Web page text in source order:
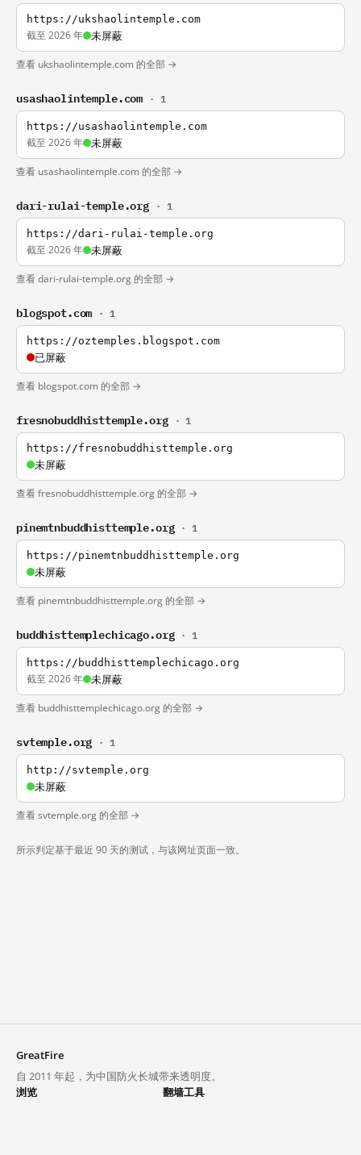
https://ukshaolintemple.com
截至 2026 年 未屏蔽
查看 ukshaolintemple.com 的全部 →
usashaolintemple.com · 1
https://usashaolintemple.com
截至 2026 年 未屏蔽
查看 usashaolintemple.com 的全部 →
dari-rulai-temple.org · 1
https://dari-rulai-temple.org
截至 2026 年 未屏蔽
查看 dari-rulai-temple.org 的全部 →
blogspot.com · 1
https://oztemples.blogspot.com
已屏蔽
查看 blogspot.com 的全部 →
fresnobuddhisttemple.org · 1
https://fresnobuddhisttemple.org
未屏蔽
查看 fresnobuddhisttemple.org 的全部 →
pinemtnbuddhisttemple.org · 1
https://pinemtnbuddhisttemple.org
未屏蔽
查看 pinemtnbuddhisttemple.org 的全部 →
buddhisttemplechicago.org · 1
https://buddhisttemplechicago.org
截至 2026 年 未屏蔽
查看 buddhisttemplechicago.org 的全部 →
svtemple.org · 1
http://svtemple.org
未屏蔽
查看 svtemple.org 的全部 →
所示判定基于最近 90 天的测试，与该网址页面一致。
GreatFire
自 2011 年起，为中国防火长城带来透明度。
浏览
翻墙工具